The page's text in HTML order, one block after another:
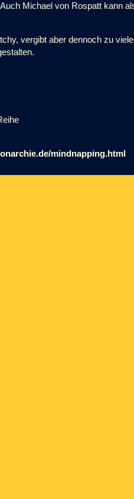
Michael von Rospatt kann
vergibt aber dennoch zu
mindnapping.html